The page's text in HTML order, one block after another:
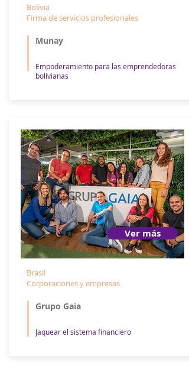
Bolivia
Firma de servicios profesionales
Munay
Empoderamiento para las emprendedoras
bolivianas
Ver más
Brasil
Corporaciones y empresas
Grupo Gaia
Jaquear el sistema financiero